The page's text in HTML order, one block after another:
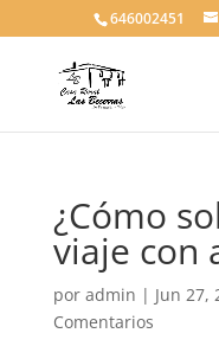
646002451
¿Cómo
viaje con
por admin | Jun 27,
Comentarios